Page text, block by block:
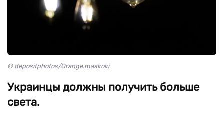
© depositphotos/Orange.maskoki
Украинцы должны получить больше
света.